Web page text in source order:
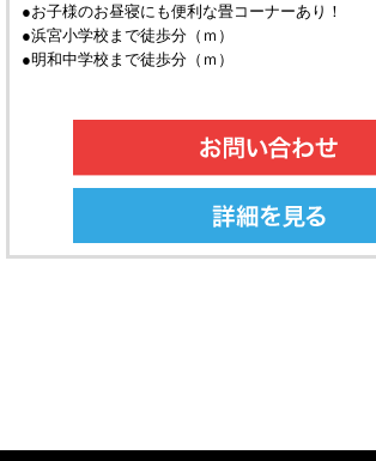
●お子様のお昼寝にも便利な畳コーナーあり！
●浜宮小学校まで徒歩分（ｍ）
●明和中学校まで徒歩分（ｍ）